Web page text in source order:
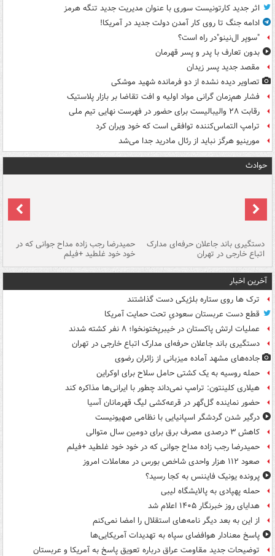
اثر جدید کارتونیست سوری با عنوان مدیریت جدید تنگه هرمز
ادامه جنگ تا روی کار آمدن دولت جدید در آمریکا!
"سوپر ال‌نینو"در راه است؟
بدون تعارف با پدر و پسر قهرمان
مقصد جدید پسر زیدان
تصاویر دیده‌ نشده از دو فرمانده شهید موشکی
فشار هم‌زمان گرانی مواد اولیه و افت تقاضا بر بازار پلاستیک
رقابت ۲۸ والیبالیست برای حضور در فهرست نهایی تیم ملی
ترامپ التماس‌کننده توافقی است که خود ویران کرد
مورینیو هرگز نباید از رئال مادرید جدا می‌شد
حوادث
دستگیری باند جاعلان حرفه‌ای مدارک
اتباع خارجی در تهران
حمیدرضا رجب زاده مداح جوانی که در
خود خود غلطید +فیلم
آخرین اخبار
ترک ها روی ستاره بلژیکی دست گذاشتند
قطع دست عربستان سعودیِ تحت حمایت آمریکا
عملیات ارتش پاکستان در خیبرپختونخوا؛ ۸ نفر کشته شدند
دستگیری باند جاعلان حرفه‌ای مدارک اتباع خارجی در تهران
جاده‌های مشهد آماده میزبانی از زائران رضوی
حمله روسیه به یک کشتی حامل سلاح برای اوکراین
هیلاری کلینتون: ترامپ نمی‌داند چطور با ایرانی‌ها مذاکره کند
حضور نماینده گل‌گهر در قرعه‌کشی لیگ قهرمانان آسیا
درگیر شدن گردشگر اسپانیایی با نظامی صهیونیست
کاهش ۳ درصدی مصرف برق برای دومین سال متوالی
حمیدرضا رجب زاده مداح جوانی که در خود خود غلطید +فیلم
صعود ۱۱۲ هزار واحدی شاخص بورس در معاملات امروز
پرونده یونیک فایننس به کجا رسید؟
حمله پهپادی به پالایشگاه لیبی
هدایای روز خبرنگار ۱۴۰۵ اعلام شد
از این به بعد دیگر نامه‌های استقلال را امضا نمی‌کنم
پاسخ معنادار هوافضای سپاه به تهدیدات آمریکایی‌ها
توضیحات جدید مقاومت عراق درباره تعویق پاسخ به آمریکا و عربستان